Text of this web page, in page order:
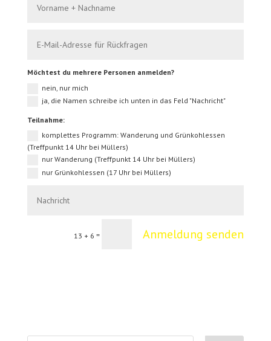
Möchtest du mehrere Personen anmelden?
nein, nur mich
ja, die Namen schreibe ich unten in das Feld "Nachricht"
Teilnahme:
komplettes Programm: Wanderung und Grünkohlessen
(Treffpunkt 14 Uhr bei Müllers)
nur Wanderung (Treffpunkt 14 Uhr bei Müllers)
nur Grünkohlessen (17 Uhr bei Müllers)
13 + 6 = Anmeldung senden